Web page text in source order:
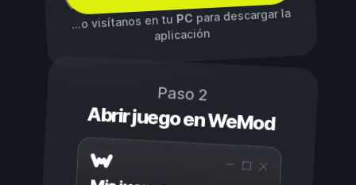
...o visítanos en tuPCpara descargar la
aplicación
Paso 2
Abrir juego en WeMod